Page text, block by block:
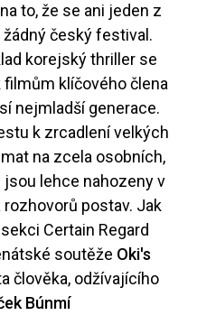
to, že se ani jeden z
český festival.
korejský thriller se
klíčového člena
nejmladší generace.
k zrcadlení velkých
na zcela osobních,
lehce nahozeny v
postav. Jak
Certain Regard
soutěže Oki's
člověka, odžívajícího
Búnmí